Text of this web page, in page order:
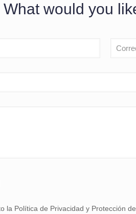
What would you
la Política de Privacidad y Protección